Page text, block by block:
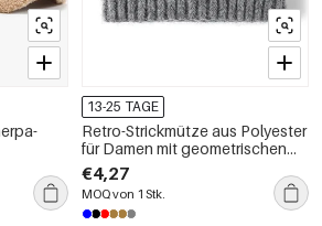
13-25 TAGE
Retro-Strickmütze aus Polyester
für Damen mit geometrischen
Formen und gemischten Farben
€4,27
MOQ von 1 Stk.